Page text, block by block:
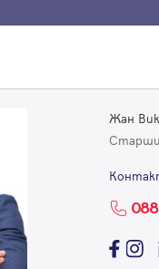
Жан